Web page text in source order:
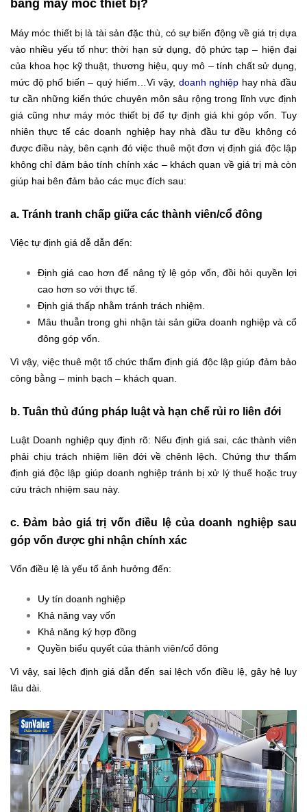
bằng máy móc thiết bị?
Máy móc thiết bị là tài sản đặc thù, có sự biến động về giá trị dựa
vào nhiều yếu tố như: thời hạn sử dụng, độ phức tạp – hiện đại
của khoa học kỹ thuật, thương hiệu, quy mô – tính chất sử dụng,
mức độ phổ biến – quý hiếm…Vì vậy, doanh nghiệp hay nhà đầu
tư cần những kiến thức chuyên môn sâu rộng trong lĩnh vực định
giá cũng như máy móc thiết bị để tự định giá khi góp vốn. Tuy
nhiên thực tế các doanh nghiệp hay nhà đầu tư đều không có
được điều này, bên cạnh đó việc thuê một đơn vị định giá độc lập
không chỉ đảm bảo tính chính xác – khách quan về giá trị mà còn
giúp hai bên đảm bảo các mục đích sau:
a. Tránh tranh chấp giữa các thành viên/cổ đông
Việc tự định giá dễ dẫn đến:
Định giá cao hơn để nâng tỷ lệ góp vốn, đồi hỏi quyền lợi
cao hơn so với thực tế.
Định giá thấp nhằm tránh trách nhiệm.
Mâu thuẫn trong ghi nhận tài sản giữa doanh nghiệp và cổ
đông góp vốn.
Vì vậy, việc thuê một tổ chức thẩm định giá độc lập giúp đảm bảo
công bằng – minh bạch – khách quan.
b. Tuân thủ đúng pháp luật và hạn chế rủi ro liên đới
Luật Doanh nghiệp quy định rõ: Nếu định giá sai, các thành viên
phải chịu trách nhiệm liên đới về chênh lệch. Chứng thư thẩm
định giá độc lập giúp doanh nghiệp tránh bị xử lý thuế hoặc truy
cứu trách nhiệm sau này.
c. Đảm bảo giá trị vốn điều lệ của doanh nghiệp sau
góp vốn được ghi nhận chính xác
Vốn điều lệ là yếu tố ảnh hưởng đến:
Uy tín doanh nghiệp
Khả năng vay vốn
Khả năng ký hợp đồng
Quyền biểu quyết của thành viên/cổ đông
Vì vậy, sai lệch định giá dẫn đến sai lệch vốn điều lệ, gây hệ lụy
lâu dài.